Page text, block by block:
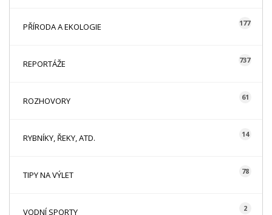
PŘÍRODA A EKOLOGIE 177
REPORTÁŽE 737
ROZHOVORY 61
RYBNÍKY, ŘEKY, ATD. 14
TIPY NA VÝLET 78
VODNÍ SPORTY 2